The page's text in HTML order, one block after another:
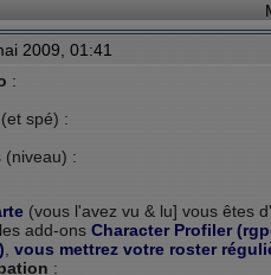
2009, 01:41
:
spé) :
(niveau) :
(vous l'avez vu & lu] vous êtes
add-ons Character Profiler
vous mettrez votre roster
: